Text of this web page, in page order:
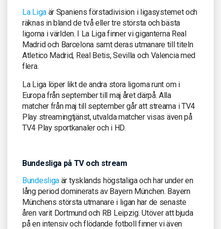
La Ligaär Spaniens förstadivision i ligasystemet och
räknas in bland de två eller tre största och bästa
ligorna i världen. I La Liga finner vi giganterna Real
Madrid och Barcelona samt deras utmanare till titeln
Atletico Madrid, Real Betis, Sevilla och Valencia med
flera.
La Liga löper likt de andra stora ligorna runt om i
Europa från september till maj året därpå. Alla
matcher från maj till september går att streama i TV4
Play streamingtjänst, utvalda matcher visas även på
TV4 Play sportkanaler och i HD.
Bundesliga på TV och stream
Bundesliga är tysklands högstaliga och har under en
lång period dominerats av Bayern München. Bayern
Münchens största utmanare i ligan har de senaste
åren varit Dortmund och RB Leipzig. Utöver att bjuda
på en intensiv och flödande fotboll finner vi även